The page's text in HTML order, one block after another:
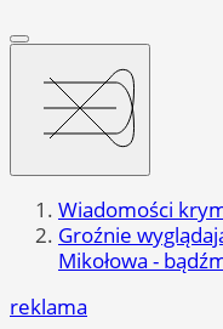
Wiadomości
Groźnie
Mikołowa -
reklama